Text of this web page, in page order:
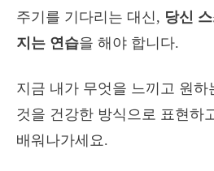
주기를 기다리는 대신, 당신
지는 연습을 해야 합니다.
지금 내가 무엇을 느끼고 원하
것을 건강한 방식으로 표현하
배워나가세요.